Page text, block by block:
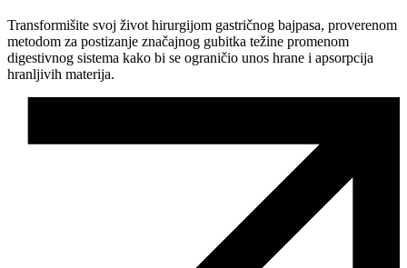
Transformišite svoj život hirurgijom gastričnog bajpasa, proverenom
metodom za postizanje značajnog gubitka težine promenom
digestivnog sistema kako bi se ograničio unos hrane i apsorpcija
hranljivih materija.